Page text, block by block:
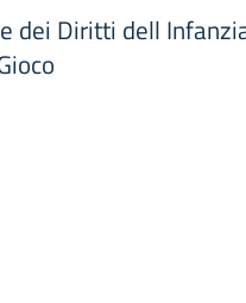
dei Diritti dell